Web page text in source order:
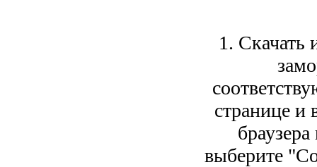
1. Скачать
странице и
выберите